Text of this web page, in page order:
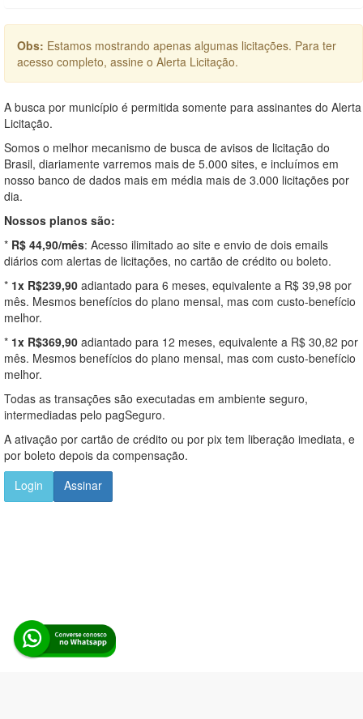
Obs: Estamos mostrando apenas algumas licitações. Para ter
acesso completo, assine o Alerta Licitação.
A busca por município é permitida somente para assinantes do Alerta
Licitação.
Somos o melhor mecanismo de busca de avisos de licitação do
Brasil, diariamente varremos mais de 5.000 sites, e incluímos em
nosso banco de dados mais em média mais de 3.000 licitações por
dia.
Nossos planos são:
* R$ 44,90/mês: Acesso ilimitado ao site e envio de dois emails
diários com alertas de licitações, no cartão de crédito ou boleto.
* 1x R$239,90 adiantado para 6 meses, equivalente a R$ 39,98 por
mês. Mesmos benefícios do plano mensal, mas com custo-benefício
melhor.
* 1x R$369,90 adiantado para 12 meses, equivalente a R$ 30,82 por
mês. Mesmos benefícios do plano mensal, mas com custo-benefício
melhor.
Todas as transações são executadas em ambiente seguro,
intermediadas pelo pagSeguro.
A ativação por cartão de crédito ou por pix tem liberação imediata, e
por boleto depois da compensação.
Login
Assinar